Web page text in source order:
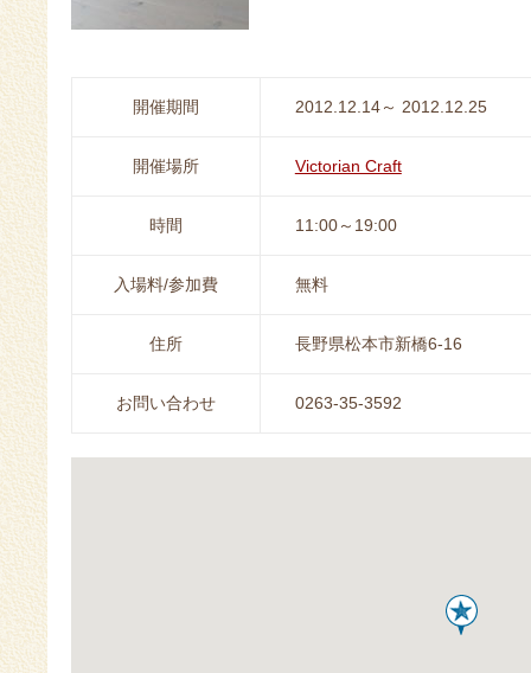
開催期間 2012.12.14～ 2012.12.25
開催場所 Victorian Craft
時間 11:00～19:00
入場料/参加費 無料
住所 長野県松本市新橋6-16
お問い合わせ 0263-35-3592